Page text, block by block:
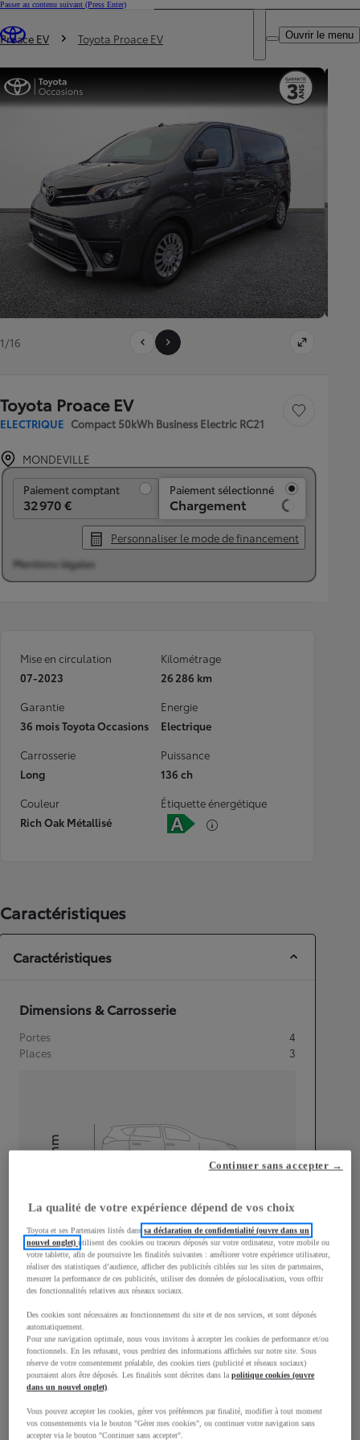
Passer au contenu suivant (Press Enter)
Trouvez un partenaire Toyota
DEALER NAME
Ouvrir le menu
Vous êtes ici
Proace EV Toyota Proace EV
1/16
Toyota Proace EV
ELECTRIQUE Compact 50kWh Business Electric RC21
Sauvegarder le
MONDEVILLE
Paiement comptant
32 970 €
Paiement sélectionné
Chargement
Personnaliser le mode de financement
Mentions légales
Mise en circulation
07-2023
Kilométrage
26 286 km
Garantie
36 mois Toyota Occasions
Energie
Electrique
Carrosserie
Long
Puissance
136 ch
Couleur
Rich Oak Métallisé
Étiquette énergétique
Caractéristiques
Caractéristiques
Dimensions & Carrosserie
Portes
4
Places
3
Longueur
4 609mm
mm
mm
Consommation mixte
Émissions CO2
La qualité de votre expérience dépend de vos choix
Toyota et ses Partenaires listés danssa déclaration de confidentialité (ouvre dans un
nouvel onglet)utilisent des cookies ou traceurs déposés sur votre ordinateur, votre mobile ou
votre tablette, afin de poursuivre les finalités suivantes : améliorer votre expérience utilisateur,
réaliser des statistiques d’audience, afficher des publicités ciblées sur les sites de partenaires,
mesurer la performance de ces publicités, utiliser des données de géolocalisation, vous offrir
des fonctionnalités relatives aux réseaux sociaux.
Des cookies sont nécessaires au fonctionnement du site et de nos services, et sont déposés
automatiquement.
Pour une navigation optimale, nous vous invitons à accepter les cookies de performance et/ou
fonctionnels. En les refusant, vous perdriez des informations affichées sur notre site. Sous
réserve de votre consentement préalable, des cookies tiers (publicité et réseaux sociaux)
pourraient alors être déposés. Les finalités sont décrites dans lapolitique cookies (ouvre
dans un nouvel onglet)
Vous pouvez accepter les cookies, gérer vos préférences par finalité, modifier à tout moment
vos consentements via le bouton "Gérer mes cookies", ou continuer votre navigation sans
accepter via le bouton "Continuer sans accepter".
Continuer sans accepter →